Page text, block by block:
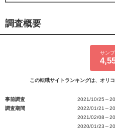
調査概要
サン
この転職サイトランキングは、オリ
事前調査
2021/10/25～
調査期間
2022/01/21～
2021/02/08～
2020/01/23～